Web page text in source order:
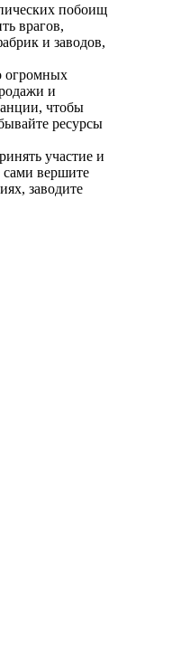
побоищ
врагов,
и заводов,
огромных
и
чтобы
ресурсы
участие и
сами вершите
заводите